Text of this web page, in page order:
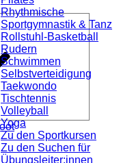
öffnen
Rhythmische
Sportgymnastik & Tanz
Rollstuhl-Basketball
Rudern
Schwimmen
Selbstverteidigung
Taekwondo
Tischtennis
Volleyball
Yoga
Zu den Sportkursen
Zu den Suchen für
Übungsleiter:innen